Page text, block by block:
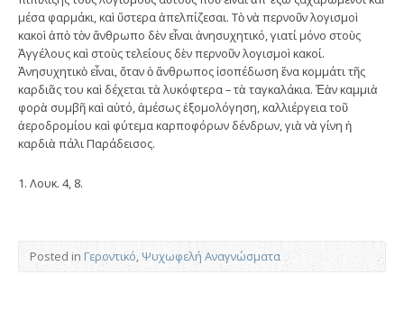
μέσα φαρμάκι, καὶ ὕστερα ἀπελπίζεσαι. Τὸ νὰ περνοῦν λογισμοὶ
κακοὶ ἀπὸ τὸν ἄνθρωπο δὲν εἶναι ἀνησυχητικό, γιατί μόνο στοὺς
Ἀγγέλους καὶ στοὺς τελείους δὲν περνοῦν λογισμοὶ κακοί.
Ἀνησυχητικὸ εἶναι, ὅταν ὁ ἄνθρωπος ἰσοπέδωση ἕνα κομμάτι τῆς
καρδιᾶς του καὶ δέχεται τὰ λυκόφτερα – τὰ ταγκαλάκια. Ἐὰν καμμιὰ
φορὰ συμβῆ καὶ αὐτό, ἀμέσως ἐξομολόγηση, καλλιέργεια τοῦ
ἀεροδρομίου καὶ φύτεμα καρποφόρων δένδρων, γιὰ νὰ γίνη ἡ
καρδιὰ πάλι Παράδεισος.
1. Λουκ. 4, 8.
Posted in Γεροντικό,Ψυχωφελή Αναγνώσματα